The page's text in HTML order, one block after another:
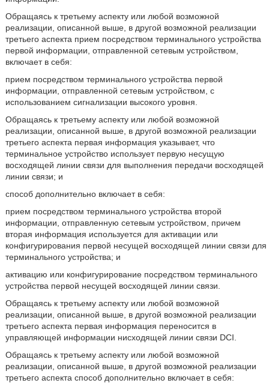
Обращаясь к третьему аспекту или любой возможной
реализации, описанной выше, в другой возможной реализации
третьего аспекта прием посредством терминального устройства
первой информации, отправленной сетевым устройством,
включает в себя:
прием посредством терминального устройства первой
информации, отправленной сетевым устройством, с
использованием сигнализации высокого уровня.
Обращаясь к третьему аспекту или любой возможной
реализации, описанной выше, в другой возможной реализации
третьего аспекта первая информация указывает, что
терминальное устройство использует первую несущую
восходящей линии связи для выполнения передачи восходящей
линии связи; и
способ дополнительно включает в себя:
прием посредством терминального устройства второй
информации, отправленную сетевым устройством, причем
вторая информация используется для активации или
конфигурирования первой несущей восходящей линии связи для
терминального устройства; и
активацию или конфигурирование посредством терминального
устройства первой несущей восходящей линии связи.
Обращаясь к третьему аспекту или любой возможной
реализации, описанной выше, в другой возможной реализации
третьего аспекта первая информация переносится в
управляющей информации нисходящей линии связи DCI.
Обращаясь к третьему аспекту или любой возможной
реализации, описанной выше, в другой возможной реализации
третьего аспекта способ дополнительно включает в себя: